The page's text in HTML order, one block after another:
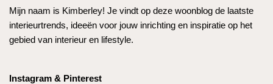
Mijn naam is Kimberley! Je vindt op deze woonblog de laatste
interieurtrends, ideeën voor jouw inrichting en inspiratie op het
gebied van interieur en lifestyle.
Instagram & Pinterest